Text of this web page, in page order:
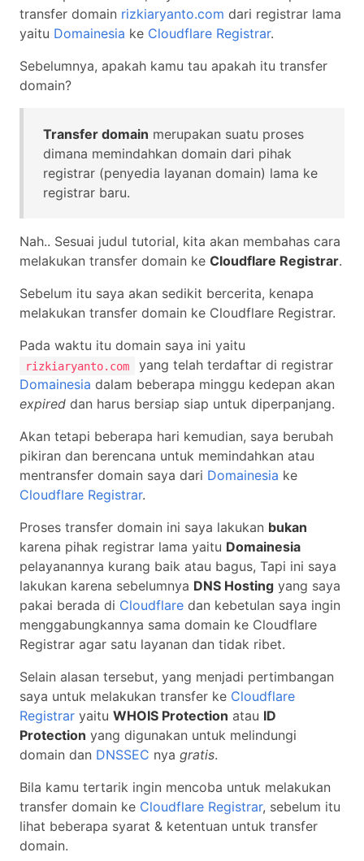
Cara Transfer Domain ke
transfer domain rizkiaryanto.com dari registrar lama
yaitu Domainesia ke Cloudflare Registrar.
Sebelumnya, apakah kamu tau apakah itu transfer
domain?
Transfer domain merupakan suatu proses
dimana memindahkan domain dari pihak
registrar (penyedia layanan domain) lama ke
registrar baru.
Nah.. Sesuai judul tutorial, kita akan membahas cara
melakukan transfer domain ke Cloudflare Registrar.
Sebelum itu saya akan sedikit bercerita, kenapa
melakukan transfer domain ke Cloudflare Registrar.
Pada waktu itu domain saya ini yaitu
rizkiaryanto.com
yang telah terdaftar di registrar
Domainesia dalam beberapa minggu kedepan akan
expired dan harus bersiap siap untuk diperpanjang.
Akan tetapi beberapa hari kemudian, saya berubah
pikiran dan berencana untuk memindahkan atau
mentransfer domain saya dari Domainesia ke
Cloudflare Registrar.
Proses transfer domain ini saya lakukan bukan
karena pihak registrar lama yaitu Domainesia
pelayanannya kurang baik atau bagus, Tapi ini saya
lakukan karena sebelumnya DNS Hosting yang saya
pakai berada di Cloudflare dan kebetulan saya ingin
menggabungkannya sama domain ke Cloudflare
Registrar agar satu layanan dan tidak ribet.
Selain alasan tersebut, yang menjadi pertimbangan
saya untuk melakukan transfer ke Cloudflare
Registrar yaitu WHOIS Protection atau ID
Protection yang digunakan untuk melindungi
domain dan DNSSEC nya gratis.
Bila kamu tertarik ingin mencoba untuk melakukan
transfer domain ke Cloudflare Registrar, sebelum itu
lihat beberapa syarat & ketentuan untuk transfer
domain.